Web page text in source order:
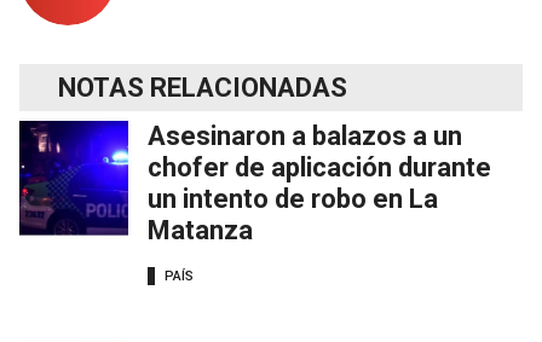
NOTAS RELACIONADAS
Asesinaron a balazos a un
chofer de aplicación durante
un intento de robo en La
Matanza
PAÍS